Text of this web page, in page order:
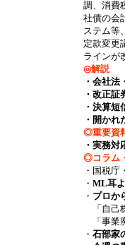
調、消費
社債の会
ステム等
定款変更
ラインが
◎解説
・会社
・改正
・決算
・開か
◎重要資
・実務
◎コラム
・国税
・ ML耳
・ プロか
「自己
「事業
・ 石部家